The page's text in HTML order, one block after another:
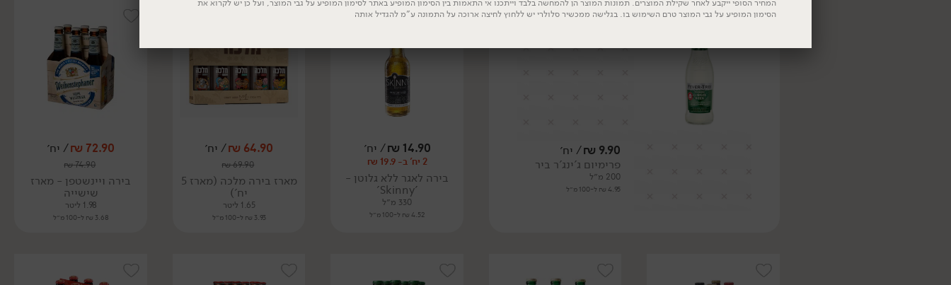
9.90
₪/ יח׳
פרימיום ג'ינג'ר ביר
200 מ״ל
4.95 ₪ ל-100 מ״ל
ללא גלוטן טבעוני
14.90
₪/ יח׳
2 יח' ב- 19.9 ₪
בירה לאגר ללא גלוטן -
'Skinny'
330 מ״ל
4.52 ₪ ל-100 מ״ל
64.90
₪/ יח׳
69.90
₪
מארז בירה מלכה (מארז 5
יח')
1.65 ליטר
3.93 ₪ ל-100 מ״ל
72.90
₪/ יח׳
74.90
₪
בירה ויינשטפן - מארז
שישייה
1.98 ליטר
3.68 ₪ ל-100 מ״ל
המחיר הסופי ייקבע לאחר שקילת המוצרים. תמונות המוצר הן להמחשה בלבד וייתכנו אי התאמות בין הסימון המופיע באתר לסימון המופיע על גבי המוצר, ועל כן יש לקרוא את
הסימון המופיע על גבי המוצר טרם השימוש בו. בגלישה ממכשיר סלולרי יש ללחוץ לחיצה ארוכה על התמונה ע"מ להגדיל אותה